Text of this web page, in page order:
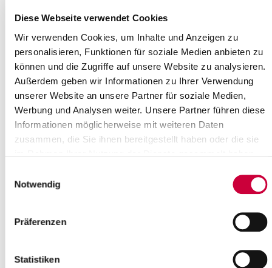
Diese Webseite verwendet Cookies
Wir verwenden Cookies, um Inhalte und Anzeigen zu
personalisieren, Funktionen für soziale Medien anbieten zu
können und die Zugriffe auf unsere Website zu analysieren.
Außerdem geben wir Informationen zu Ihrer Verwendung
unserer Website an unsere Partner für soziale Medien,
Werbung und Analysen weiter. Unsere Partner führen diese
Informationen möglicherweise mit weiteren Daten
zusammen, die Sie ihnen bereitgestellt haben oder die sie
Notwendig
Präferenzen
Statistiken
Inklusion tagt
18.04.19: Der Ausschuss für Soziales, Familie, Gesundheit,
Gleichstellung und Inklusion des Steinburger Kreistages
(AfSFGGI) tagt am Dienstag, dem 23....
Read more
Straßensperrung K 71 – Änderung der
Bauabschnitte
Read more
Keine Schadstoffannahme am
05.04.19: Die Schadstoffannahmestelle des Kreises auf dem